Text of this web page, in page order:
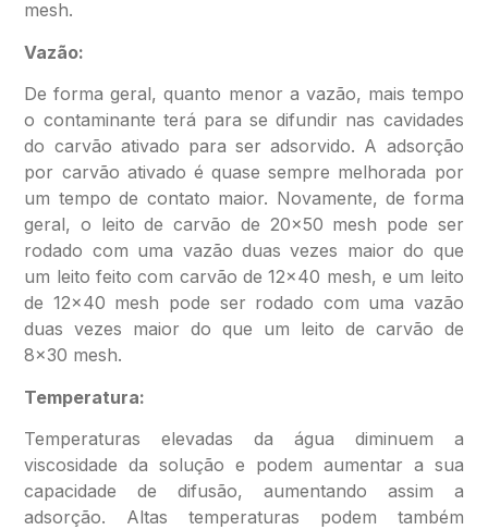
mesh.
Vazão:
De forma geral, quanto menor a vazão, mais tempo
o contaminante terá para se difundir nas cavidades
do carvão ativado para ser adsorvido. A adsorção
por carvão ativado é quase sempre melhorada por
um tempo de contato maior. Novamente, de forma
geral, o leito de carvão de 20×50 mesh pode ser
rodado com uma vazão duas vezes maior do que
um leito feito com carvão de 12×40 mesh, e um leito
de 12×40 mesh pode ser rodado com uma vazão
duas vezes maior do que um leito de carvão de
8×30 mesh.
Temperatura:
Temperaturas elevadas da água diminuem a
viscosidade da solução e podem aumentar a sua
capacidade de difusão, aumentando assim a
adsorção. Altas temperaturas podem também